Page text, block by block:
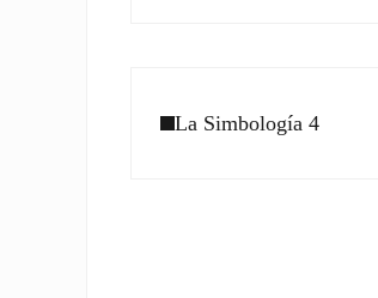
La Simbología 4